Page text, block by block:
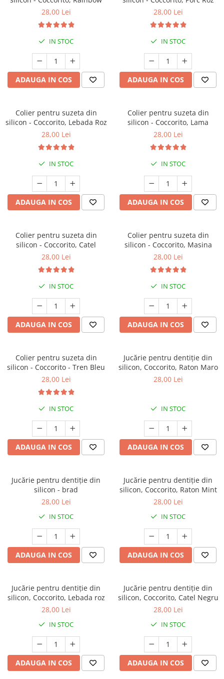
28,00 Lei
IN STOC
ADAUGA IN COS
28,00 Lei
IN STOC
ADAUGA IN COS
Colier pentru suzeta din
silicon - Coccorito, Lebada Roz
28,00 Lei
IN STOC
ADAUGA IN COS
Colier pentru suzeta din
silicon - Coccorito, Lama
28,00 Lei
IN STOC
ADAUGA IN COS
Colier pentru suzeta din
silicon - Coccorito, Catel
28,00 Lei
IN STOC
ADAUGA IN COS
Colier pentru suzeta din
silicon - Coccorito, Masina
28,00 Lei
IN STOC
ADAUGA IN COS
Colier pentru suzeta din
silicon - Coccorito - Tren Bleu
28,00 Lei
IN STOC
ADAUGA IN COS
Jucărie pentru dentiție din
silicon, Coccorito, Raton Maro
28,00 Lei
IN STOC
ADAUGA IN COS
Jucărie pentru dentiție din
silicon - brad
28,00 Lei
IN STOC
ADAUGA IN COS
Jucărie pentru dentiție din
silicon, Coccorito, Raton Mint
28,00 Lei
IN STOC
ADAUGA IN COS
Jucărie pentru dentiție din
silicon, Coccorito, Lebada roz
28,00 Lei
IN STOC
ADAUGA IN COS
Jucărie pentru dentiție din
silicon, Coccorito, Catel Negru
28,00 Lei
IN STOC
ADAUGA IN COS